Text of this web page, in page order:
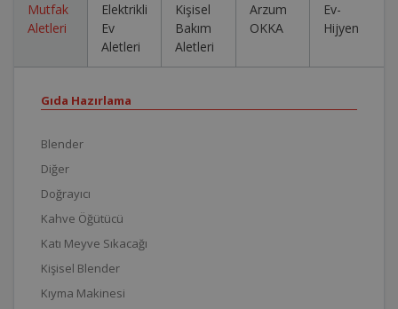
Mutfak
Aletleri
Elektrikli
Ev
Aletleri
Kişisel
Bakım
Aletleri
Arzum
OKKA
Ev-
Hijyen
Gıda Hazırlama
Blender
Diğer
Doğrayıcı
Kahve Öğütücü
Katı Meyve Sıkacağı
Kişisel Blender
Kıyma Makinesi